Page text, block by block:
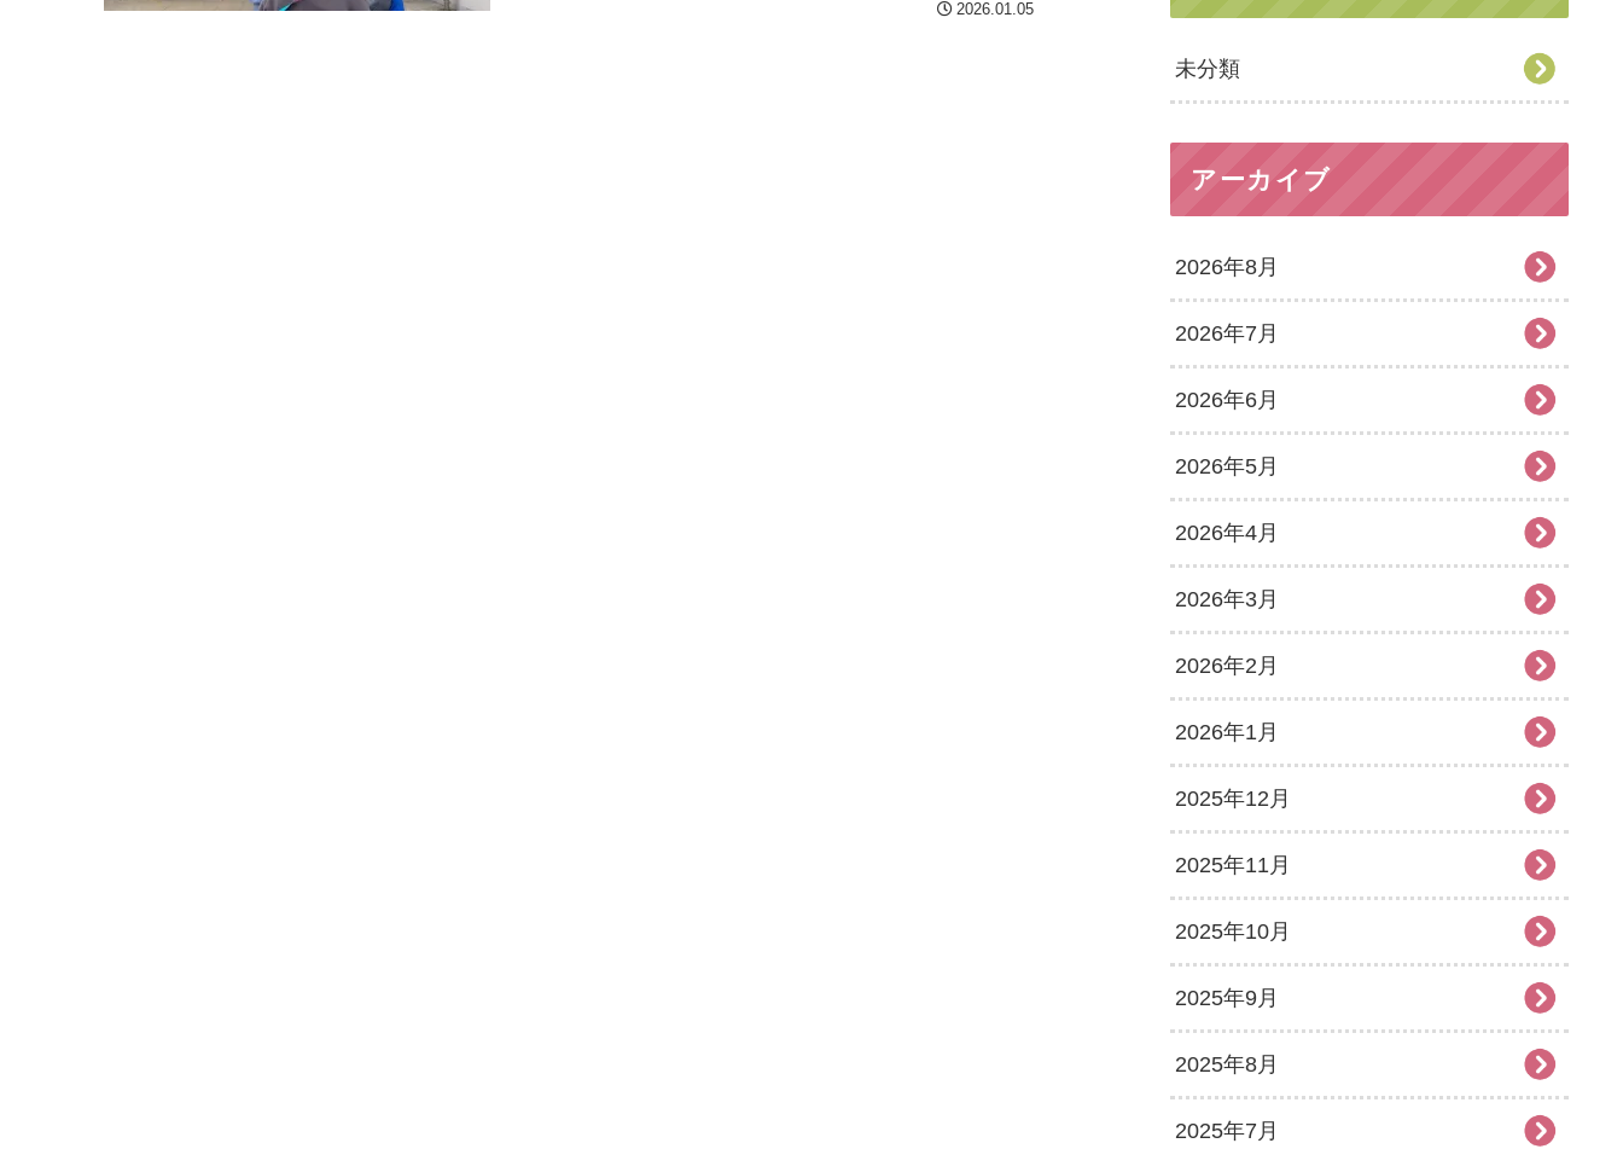
2026.01.05
未分類
アーカイブ
2026年8月
2026年7月
2026年6月
2026年5月
2026年4月
2026年3月
2026年2月
2026年1月
2025年12月
2025年11月
2025年10月
2025年9月
2025年8月
2025年7月